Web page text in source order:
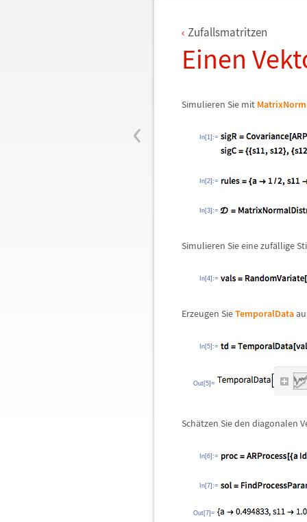
‹
Zufallsmatritzen
Einen
Simulieren Sie mit
In[1]:=
In[2]:=
In[3]:=
Simulieren Sie eine zufällige
In[4]:=
Erzeugen SieTemporalData
In[5]:=
Out[5]=
Schätzen Sie den diagonalen
In[6]:=
In[7]:=
Out[7]=